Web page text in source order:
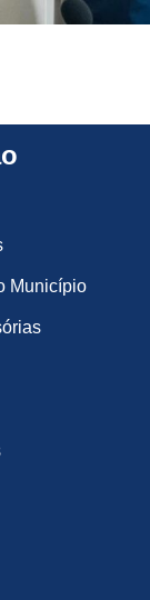
Município